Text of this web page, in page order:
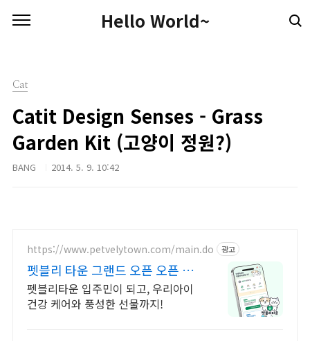
Hello World~
Cat
Catit Design Senses - Grass
Garden Kit (고양이 정원?)
BANG 2014. 5. 9. 10:42
https://www.petvelytown.com/main.do 광고
펫블리 타운 그랜드 오픈 오픈 이
벤트 진행 중!
펫블리타운 입주민이 되고, 우리아이
건강 케어와 풍성한 선물까지!